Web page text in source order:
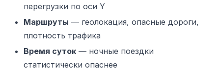
перегрузки по оси Y
Маршруты — геолокация, опасные дороги,
плотность трафика
Время суток — ночные поездки
статистически опаснее